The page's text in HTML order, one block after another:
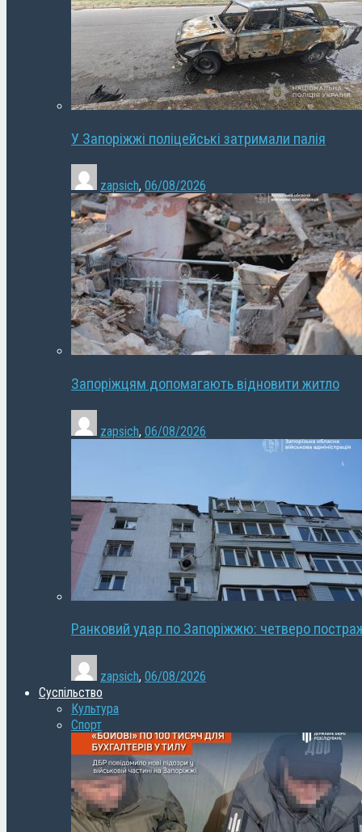
У Запоріжжі поліцейські затримали палія
zapsich, 06/08/2026
Запоріжцям допомагають відновити житло
zapsich, 06/08/2026
Ранковий удар по Запоріжжю: четверо
zapsich, 06/08/2026
Суспільство
Культура
Спорт